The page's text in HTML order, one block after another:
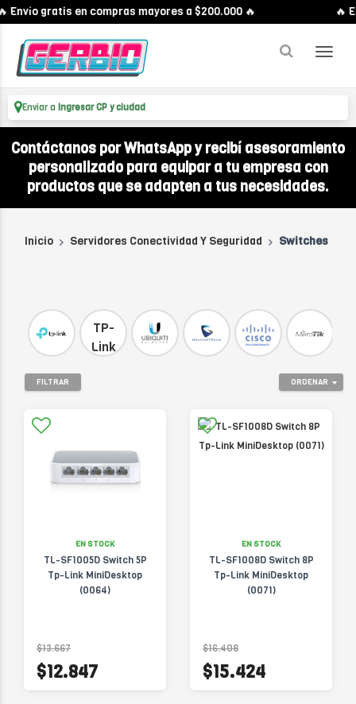
gratis en compras mayores a $200.000 🔥 🔥
Enviar a Ingresar CP y ciudad
Contáctanos por WhatsApp y recibí asesoramiento
personalizado para equipar a tu empresa con
productos que se adapten a tus necesidades.
Inicio Servidores Conectividad Y Seguridad Switches
TP-
Link
ORDENAR
FILTRAR
EN STOCK
TL-SF1005D Switch 5P
Tp-Link MiniDesktop
(0064)
$13.667
$12.847
EN STOCK
TL-SF1008D Switch 8P
Tp-Link MiniDesktop
(0071)
$16.408
$15.424